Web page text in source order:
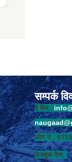
सम्पर्क
ई मेल:
फोन नं :
फेसबुक पेज: